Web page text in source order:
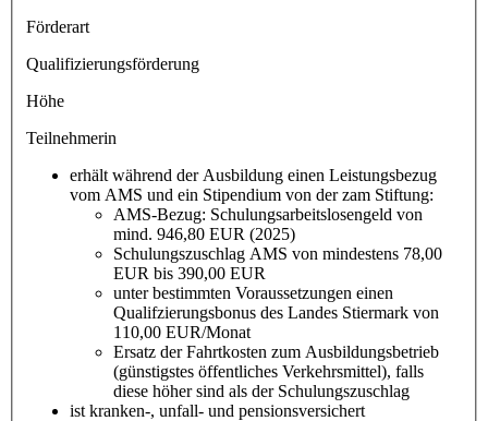
Förderart
Qualifizierungsförderung
Höhe
Teilnehmerin
erhält während der Ausbildung einen Leistungsbezug
vom AMS und ein Stipendium von der zam Stiftung:
AMS-Bezug: Schulungsarbeitslosengeld von
mind. 946,80 EUR (2025)
Schulungszuschlag AMS von mindestens 78,00
EUR bis 390,00 EUR
unter bestimmten Voraussetzungen einen
Qualifzierungsbonus des Landes Stiermark von
110,00 EUR/Monat
Ersatz der Fahrtkosten zum Ausbildungsbetrieb
(günstigstes öffentliches Verkehrsmittel), falls
diese höher sind als der Schulungszuschlag
ist kranken-, unfall- und pensionsversichert